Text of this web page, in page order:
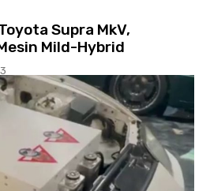
Supra MkV,
Mild-Hybrid